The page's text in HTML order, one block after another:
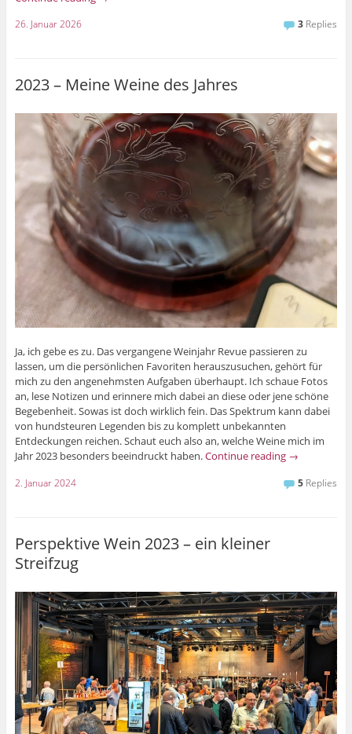
26. Januar 2026 3 Replies
2023 – Meine Weine des Jahres
Ja, ich gebe es zu. Das vergangene Weinjahr Revue passieren zu
lassen, um die persönlichen Favoriten herauszusuchen, gehört für
mich zu den angenehmsten Aufgaben überhaupt. Ich schaue Fotos
an, lese Notizen und erinnere mich dabei an diese oder jene schöne
Begebenheit. Sowas ist doch wirklich fein. Das Spektrum kann dabei
von hundsteuren Legenden bis zu komplett unbekannten
Entdeckungen reichen. Schaut euch also an, welche Weine mich im
Jahr 2023 besonders beeindruckt haben.Continue reading →
2. Januar 2024 5 Replies
Perspektive Wein 2023 – ein kleiner
Streifzug